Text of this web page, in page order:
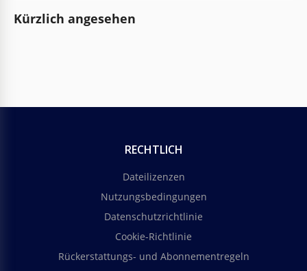
Kürzlich angesehen
RECHTLICH
Dateilizenzen
Nutzungsbedingungen
Datenschutzrichtlinie
Cookie-Richtlinie
Rückerstattungs- und Abonnementregeln